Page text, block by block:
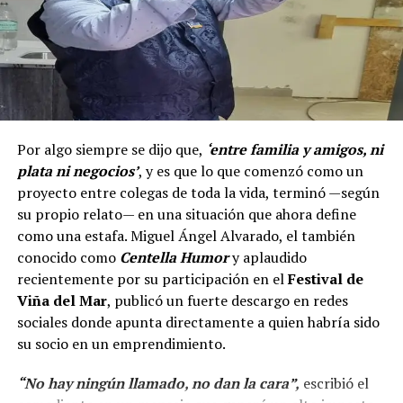
Por algo siempre se dijo que, ‘entre familia y amigos, ni
plata ni negocios’, y es que lo que comenzó como un
proyecto entre colegas de toda la vida, terminó —según
su propio relato— en una situación que ahora define
como una estafa. Miguel Ángel Alvarado, el también
conocido como Centella Humory aplaudido
recientemente por su participación en elFestival de
Viña del Mar, publicó un fuerte descargo en redes
sociales donde apunta directamente a quien habría sido
su socio en un emprendimiento.
“No hay ningún llamado, no dan la cara”, escribió el